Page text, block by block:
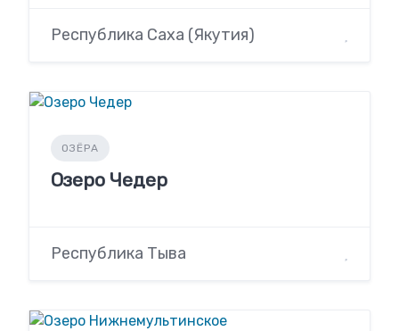
Республика Саха (Якутия)
ОЗЁРА
Озеро Чедер
Республика Тыва